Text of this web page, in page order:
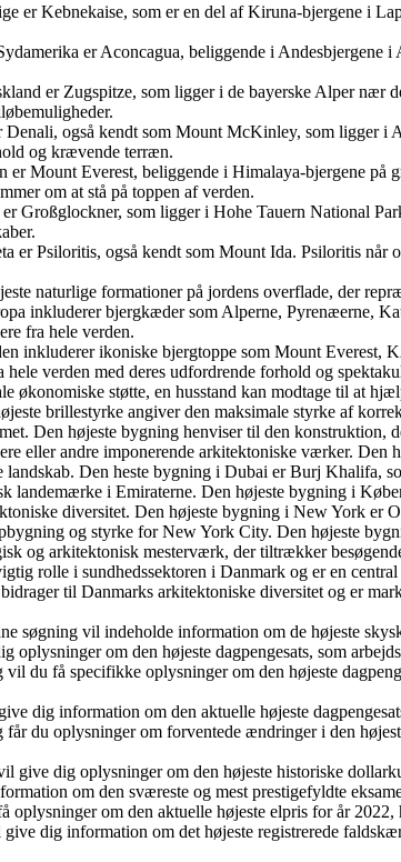
er Kebnekaise, som er en del af Kiruna-bjergene i
er Aconcagua, beliggende i
er Zugspitze, som ligger i de bayerske Alper
også kendt som Mount McKinley, som ligger i
og krævende terræn.
er Mount Everest, beliggende i Himalaya-bjergene
om at stå på toppen af verden.
Großglockner, som ligger i Hohe Tauern National
er Psiloritis, også kendt som Mount Ida. Psiloritis
naturlige formationer på jordens overflade, der
inkluderer bjergkæder som Alperne, Pyrenæerne,
fra hele verden.
inkluderer ikoniske bjergtoppe som Mount
verden med deres udfordrende forhold og
økonomiske støtte, en husstand kan modtage til at
brillestyrke angiver den maksimale styrke af
Den højeste bygning henviser til den konstruktion,
eller andre imponerende arkitektoniske værker. Den
landskab. Den heste bygning i Dubai er Burj Khalifa,
landemærke i Emiraterne. Den højeste bygning i
diversitet. Den højeste bygning i New York er
og styrke for New York City. Den højeste
og arkitektonisk mesterværk, der tiltrækker
rolle i sundhedssektoren i Danmark og er en
til Danmarks arkitektoniske diversitet og er
søgning vil indeholde information om de højeste
oplysninger om den højeste dagpengesats, som
vil du få specifikke oplysninger om den højeste
dig information om den aktuelle højeste
får du oplysninger om forventede ændringer i den
give dig oplysninger om den højeste historiske
om den sværeste og mest prestigefyldte
om den aktuelle højeste elpris for år
dig information om det højeste registrerede